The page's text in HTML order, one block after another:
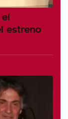
estreno